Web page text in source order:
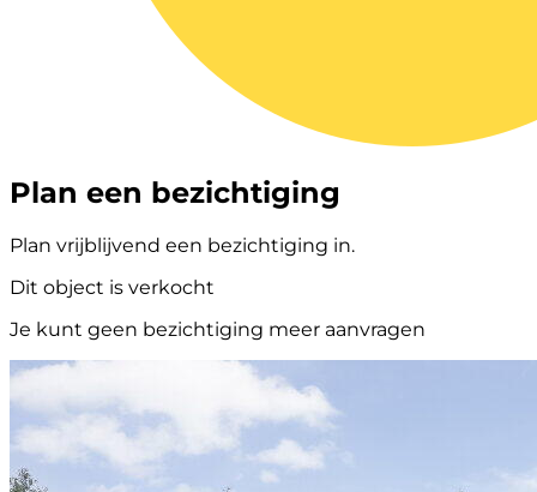
Plan een bezichtiging
Plan vrijblijvend een bezichtiging in.
Dit object is verkocht
Je kunt geen bezichtiging meer aanvragen